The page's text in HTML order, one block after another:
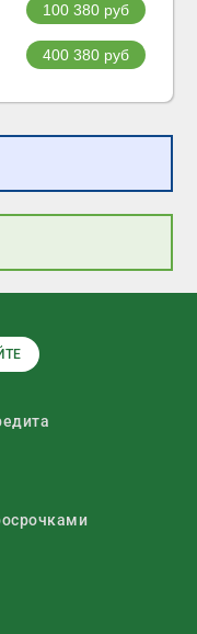
100 380руб
400 380руб